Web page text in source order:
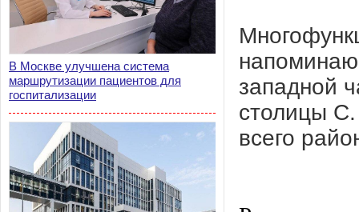
В Москве улучшена система
маршрутизации пациентов для
госпитализации
западной
столицы С.
всего